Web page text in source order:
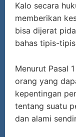
Kalo secara
memberikan
bisa dijerat
bahas tipis-
Menurut Pasal
orang yang
kepentingan
tentang suatu
dan alami